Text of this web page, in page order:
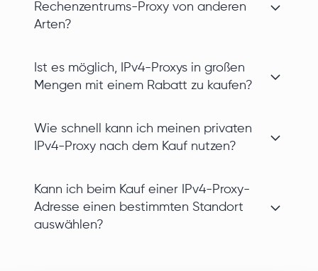
Rechenzentrums-Proxy von anderen
Arten?
Ist es möglich, IPv4-Proxys in großen
Mengen mit einem Rabatt zu kaufen?
Wie schnell kann ich meinen privaten
IPv4-Proxy nach dem Kauf nutzen?
Kann ich beim Kauf einer IPv4-Proxy-
Adresse einen bestimmten Standort
auswählen?